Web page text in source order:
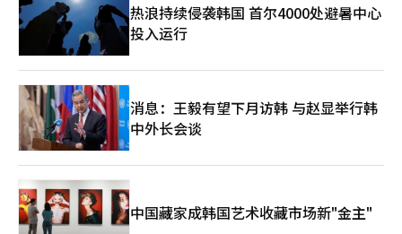
热浪持续侵袭韩国 首尔4000处避暑中心
投入运行
消息：王毅有望下月访韩 与赵显举行韩
中外长会谈
中国藏家成韩国艺术收藏市场新"金主"